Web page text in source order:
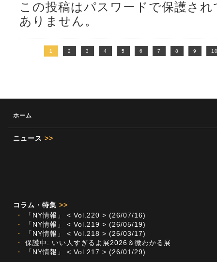
この投稿はパスワードで保護さ
ありません。
1 2 3 4 5 6 7 8 9
ホーム
ニュース >>
コラム・特集 >>
・
「NY情報」 < Vol.220 > (26/07/16)
・
「NY情報」 < Vol.219 > (26/05/19)
・
「NY情報」 < Vol.218 > (26/03/17)
・
保護中: いい人すぎるよ展2026＆微わかる展
・
「NY情報」 < Vol.217 > (26/01/29)